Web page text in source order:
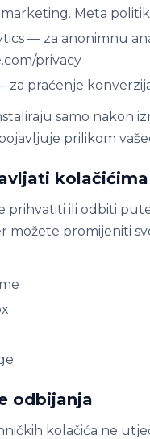
Meta
— za anonimnu
privacy
za praćenje
samo nakon
prilikom
kolačićima
prihvatiti ili odbiti
možete promijeniti
odbijanja
kolačića ne